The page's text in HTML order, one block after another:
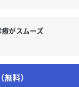
がスムーズ
料）